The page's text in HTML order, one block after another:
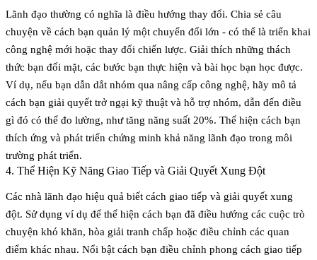
Lãnh đạo thường có nghĩa là điều hướng thay đổi. Chia sẻ câu
chuyện về cách bạn quản lý một chuyển đổi lớn - có thể là triển khai
công nghệ mới hoặc thay đổi chiến lược. Giải thích những thách
thức bạn đối mặt, các bước bạn thực hiện và bài học bạn học được.
Ví dụ, nếu bạn dẫn dắt nhóm qua nâng cấp công nghệ, hãy mô tả
cách bạn giải quyết trở ngại kỹ thuật và hỗ trợ nhóm, dẫn đến điều
gì đó có thể đo lường, như tăng năng suất 20%. Thể hiện cách bạn
thích ứng và phát triển chứng minh khả năng lãnh đạo trong môi
trường phát triển.
4. Thể Hiện Kỹ Năng Giao Tiếp và Giải Quyết Xung Đột
Các nhà lãnh đạo hiệu quả biết cách giao tiếp và giải quyết xung
đột. Sử dụng ví dụ để thể hiện cách bạn đã điều hướng các cuộc trò
chuyện khó khăn, hòa giải tranh chấp hoặc điều chỉnh các quan
điểm khác nhau. Nổi bật cách bạn điều chỉnh phong cách giao tiếp